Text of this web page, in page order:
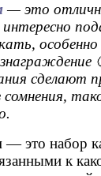
— это
особенно
сделают
сомнения,
— это набор
к